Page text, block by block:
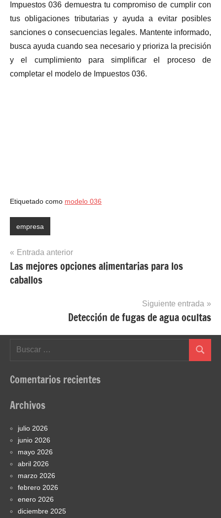
Impuestos 036 demuestra tu compromiso de cumplir con
tus obligaciones tributarias y ayuda a evitar posibles
sanciones o consecuencias legales. Mantente informado,
busca ayuda cuando sea necesario y prioriza la precisión
y el cumplimiento para simplificar el proceso de
completar el modelo de Impuestos 036.
Etiquetado como modelo 036
empresa
Navegación
de
entradas
Entrada anterior
Las mejores opciones alimentarias para los
caballos
Siguiente entrada
Detección de fugas de agua ocultas
Buscar
Comentarios recientes
Archivos
julio 2026
junio 2026
mayo 2026
abril 2026
marzo 2026
febrero 2026
enero 2026
diciembre 2025